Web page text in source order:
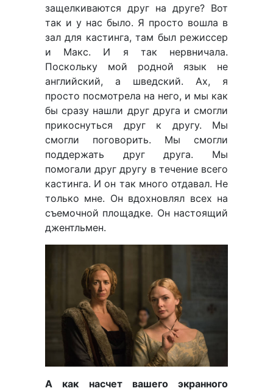
защелкиваются друг на друге? Вот
так и у нас было. Я просто вошла в
зал для кастинга, там был режиссер
и Макс. И я так нервничала.
Поскольку мой родной язык не
английский, а шведский. Ах, я
просто посмотрела на него, и мы как
бы сразу нашли друг друга и смогли
прикоснуться друг к другу. Мы
смогли поговорить. Мы смогли
поддержать друг друга. Мы
помогали друг другу в течение всего
кастинга. И он так много отдавал. Не
только мне. Он вдохновлял всех на
съемочной площадке. Он настоящий
джентльмен.
А как насчет вашего экранного